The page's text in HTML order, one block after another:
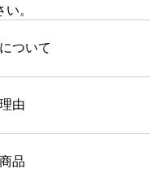
。
ついて
由
品